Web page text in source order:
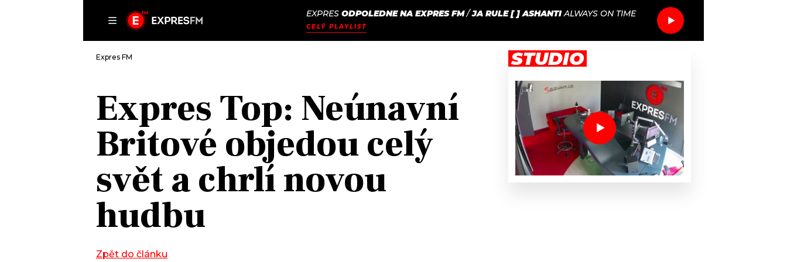
JAK
NALADIT
EXPRES ODPOLEDNE NA EXPRES FM/JA RULE [ ] ASHANTI ALWAYS ON TIME
CELÝ PLAYLIST
DOMŮ
ČLÁNKY
AKTUÁLNĚ
HUDBA
ROZHOVORY
#NEBUDUDOMA
KALENDÁŘ
VIP
TRENDY
KULTURA
PODCASTY
Expres FM
Expres Top: Neúnavní
Britové objedou celý
svět a chrlí novou
hudbu
Zpět do článku
STUDIO